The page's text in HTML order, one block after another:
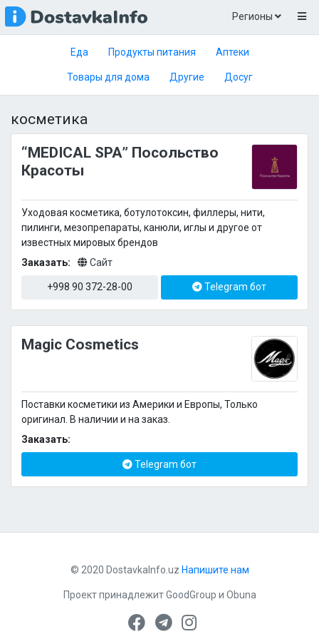
Регионы
Еда Продукты питания Аптеки
Товары для дома Другие Досуг
косметика
“MEDICAL SPA” Посольство
Красоты
Уходовая косметика, ботулотоксин, филлеры, нити,
пилинги, мезопрепараты, канюли, иглы и другое от
известных мировых брендов
Заказать:
Сайт
+998 90 372-28-00 Telegram бот
Magic Cosmetics
Поставки косметики из Америки и Европы, Только
оригинал. В наличии и на заказ.
Заказать:
Telegram бот
© 2020 DostavkaInfo.uz Напишите нам
Проект принадлежитGoodGroup и Obuna